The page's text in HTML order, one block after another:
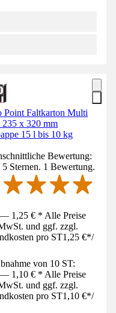
Point Faltkarton Multi
235 x 320 mm
15 l bis 10 kg
Bewertung:
5 Sternen. 1 Bewertung.
1,25 € * Alle Preise
und ggf. zzgl.
pro ST1,25 €*/
von 10 ST:
1,10 € * Alle Preise
und ggf. zzgl.
pro ST1,10 €*/